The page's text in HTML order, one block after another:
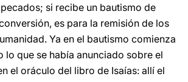
si recibe un bautismo de
es para la remisión de los
Ya en el bautismo comienza
lo que se había anunciado sobre el
el oráculo del libro de Isaías: allí el